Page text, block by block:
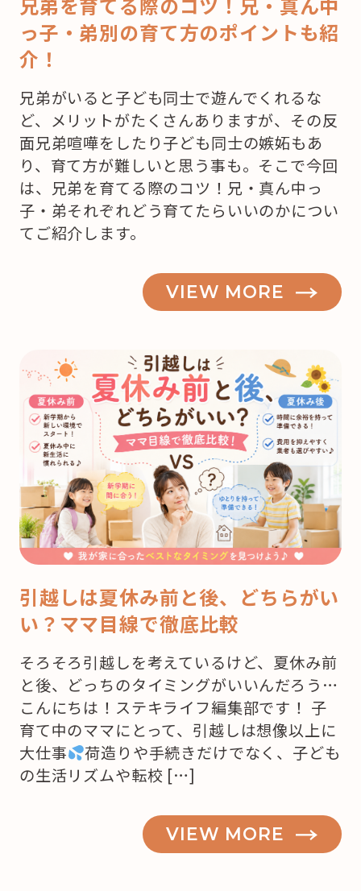
っ子・弟別の育て方のポイントも紹
介！
兄弟がいると子ども同士で遊んでくれるな
ど、メリットがたくさんありますが、その反
面兄弟喧嘩をしたり子ども同士の嫉妬もあ
り、育て方が難しいと思う事も。そこで今回
は、兄弟を育てる際のコツ！兄・真ん中っ
子・弟それぞれどう育てたらいいのかについ
てご紹介します。
VIEW MORE
引越しは夏休み前と後、どちらがい
い？ママ目線で徹底比較
そろそろ引越しを考えているけど、夏休み前
と後、どっちのタイミングがいいんだろう…
こんにちは！ステキライフ編集部です！ 子
育て中のママにとって、引越しは想像以上に
大仕事
荷造りや手続きだけでなく、子ども
の生活リズムや転校 […]
VIEW MORE